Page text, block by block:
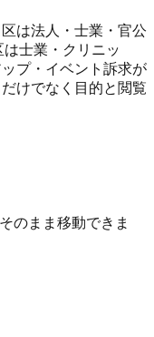
は法人・士業・官公
士業・クリニッ
プ・イベント訴求が
けでなく目的と閲覧
のまま移動できま